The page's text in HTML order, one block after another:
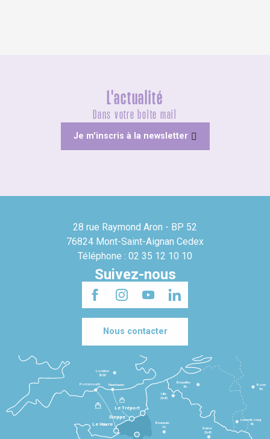
L'actualité
Dans votre boîte mail
Je m'inscris à la newsletter
28 rue Raymond Aron - BP 52
76824 Mont-Saint-Aignan Cedex
Téléphone : 02 35 12 10 10
Suivez-nous
Nous contacter
Le Havre
Dieppe
Le Tréport
Beauvais
1h
Reims
2h45
Lille
2h30
Bruxelles
3h
Londres
3h30
Newhaven
Portsmouth
Bonn
5h
Luxembourg
4h